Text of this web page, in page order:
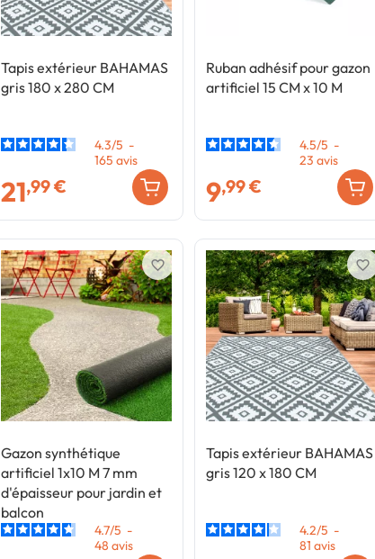
Tapis extérieur BAHAMAS
gris 180 x 280 CM
4.3/5 -
165 avis
21,99 €
Ruban adhésif pour gazon
artificiel 15 CM x 10 M
4.5/5 -
23 avis
9,99 €
Gazon synthétique
artificiel 1x10 M 7 mm
d'épaisseur pour jardin et
balcon
4.7/5 -
48 avis
favorite_border
Tapis extérieur BAHAMAS
gris 120 x 180 CM
4.2/5 -
81 avis
favorite_border